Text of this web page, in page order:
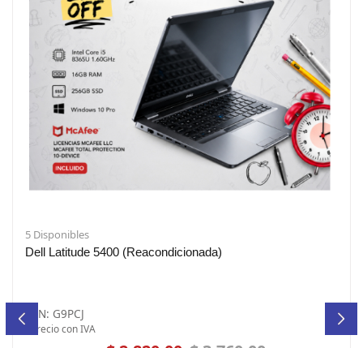
5 Disponibles
Dell Latitude 5400 (Reacondicionada)
VPN: G9PCJ
*Precio con IVA